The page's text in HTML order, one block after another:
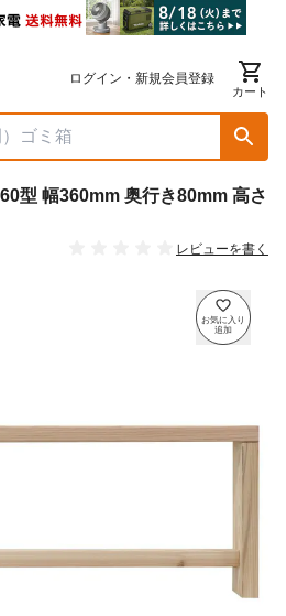
ログイン・新規会員登録
カート
型 幅360mm 奥行き80mm 高さ
レビューを書く